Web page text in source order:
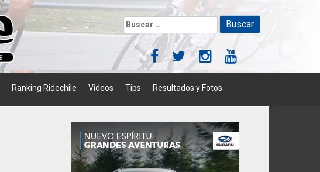
Buscar:
Ranking Ridechile Videos Tips Resultados y Fotos